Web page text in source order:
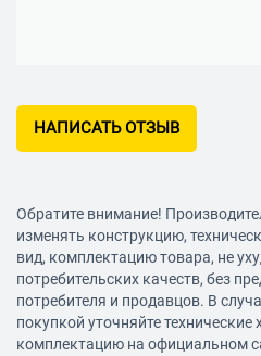
НАПИСАТЬ ОТЗЫВ
Обратите внимание!
изменять конструкцию,
вид, комплектацию товара, не
потребительских качеств, без
потребителя и продавцов. В
покупкой уточняйте технические
комплектацию на официальном